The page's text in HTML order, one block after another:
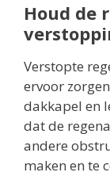
Houd de
Verstopte
ervoor
dakkapel en
dat de
andere
maken en te